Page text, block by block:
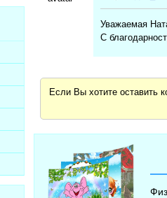
Уважаемая
С
Если Вы хотите оставить